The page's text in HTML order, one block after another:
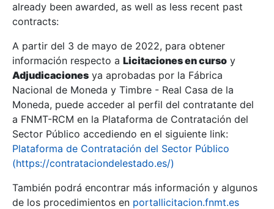
Show/Hide
Show/Hide
already been awarded, as well as less recent past
contracts:
A partir del 3 de mayo de 2022, para obtener
información respecto a Licitaciones en curso y
Adjudicaciones ya aprobadas por la Fábrica
Nacional de Moneda y Timbre - Real Casa de la
Moneda, puede acceder al perfil del contratante del
a FNMT-RCM en la Plataforma de Contratación del
Sector Público accediendo en el siguiente link:
Plataforma de Contratación del Sector Público
(https://contrataciondelestado.es/)
También podrá encontrar más información y algunos
de los procedimientos en portallicitacion.fnmt.es